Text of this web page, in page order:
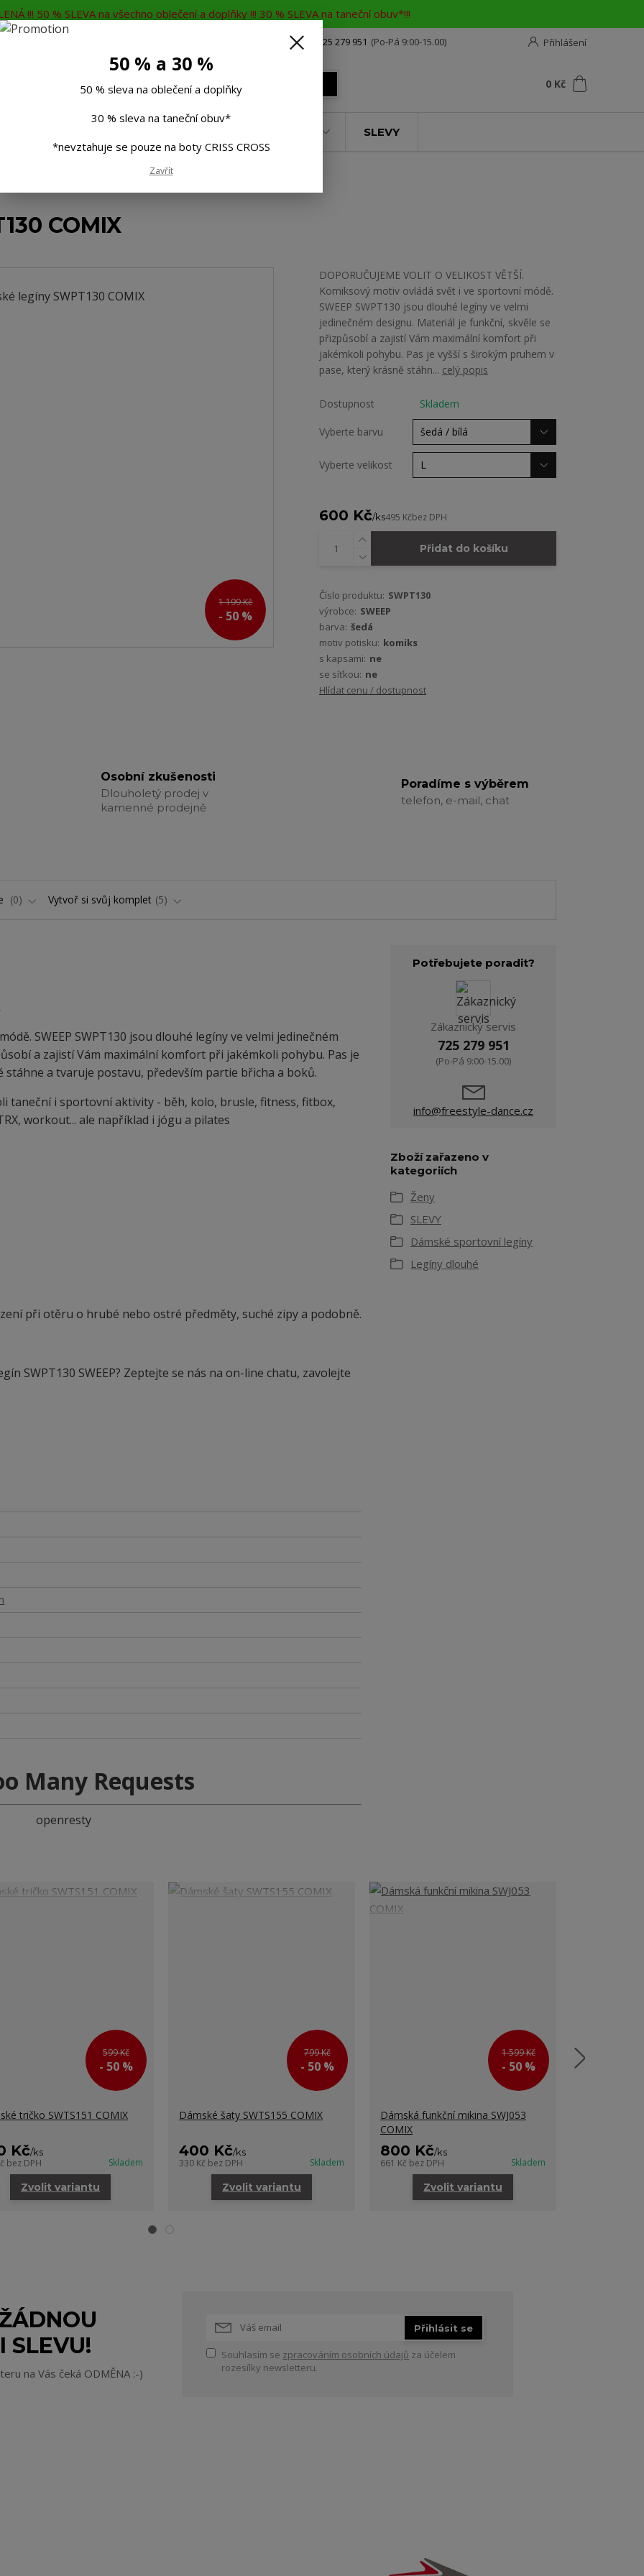
!!! 50 % SLEVA na všechno oblečení a doplňky !!! 30 % SLEVA na taneční obuv*!!!
Přihlášení
Rádi Vám poradíme 725 279 951 (Po-Pá 9:00-15.00)
0 Kč
SLEVY
COMIX
1 199 Kč
- 50 %
DOPORUČUJEME VOLIT O VELIKOST VĚTŠÍ.
Komiksový motiv ovládá svět i ve sportovní módě.
SWEEP SWPT130 jsou dlouhé legíny ve velmi
jedinečném designu. Materiál je funkční, skvěle se
přizpůsobí a zajistí Vám maximální komfort při
jakémkoli pohybu. Pas je vyšší s širokým pruhem v
pase, který krásně stáhn... celý popis
Dostupnost Skladem
Vyberte barvu
Vyberte velikost
600 Kč/ks495 Kčbez DPH
Přidat do košíku
Číslo produktu: SWPT130
výrobce: SWEEP
barva: šedá
motiv potisku: komiks
s kapsami: ne
se síťkou: ne
Hlídat cenu / dostupnost
Osobní zkušenosti
Dlouholetý prodej v
kamenné prodejně
Poradíme s výběrem
telefon, e-mail, chat
0 Vytvoř si svůj komplet 5
SWEEP SWPT130 jsou dlouhé legíny ve velmi jedinečném
a zajistí Vám maximální komfort při jakémkoli pohybu. Pas je
a tvaruje postavu, především partie břicha a boků.
taneční i sportovní aktivity - běh, kolo, brusle, fitness, fitbox,
workout... ale například i jógu a pilates
při otěru o hrubé nebo ostré předměty, suché zipy a podobně.
SWPT130 SWEEP? Zeptejte se nás na on-line chatu, zavolejte
Many Requests
openresty
Potřebujete poradit?
Zákaznický servis
725 279 951
(Po-Pá 9:00-15.00)
info@freestyle-dance.cz
Zboží zařazeno v
kategoriích
Ženy
SLEVY
Dámské sportovní legíny
Legíny dlouhé
599 Kč
- 50 %
tričko SWTS151 COMIX
Kč/ks
bez DPH Skladem
Zvolit variantu
799 Kč
- 50 %
Dámské šaty SWTS155 COMIX
400 Kč/ks
330 Kč bez DPH Skladem
Zvolit variantu
1 599 Kč
- 50 %
Dámská funkční mikina SWJ053
COMIX
800 Kč/ks
661 Kč bez DPH Skladem
Zvolit variantu
SLEVU!
na Vás čeká ODMĚNA :-)
Přihlásit se
Souhlasím se zpracováním osobních údajů za účelem
rozesílky newsletteru.
50 % a 30 %
50 % sleva na oblečení a doplňky
30 % sleva na taneční obuv*
*nevztahuje se pouze na boty CRISS CROSS
Zavřít